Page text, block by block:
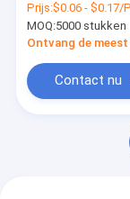
Nieuws
Vraag een
Plastic
fles-Essentiële
Kosmetische
Vloeibare
Prijs:$0.06 - $0.17/
MOQ:5000 stukken
Ontvang de meest
Contact nu